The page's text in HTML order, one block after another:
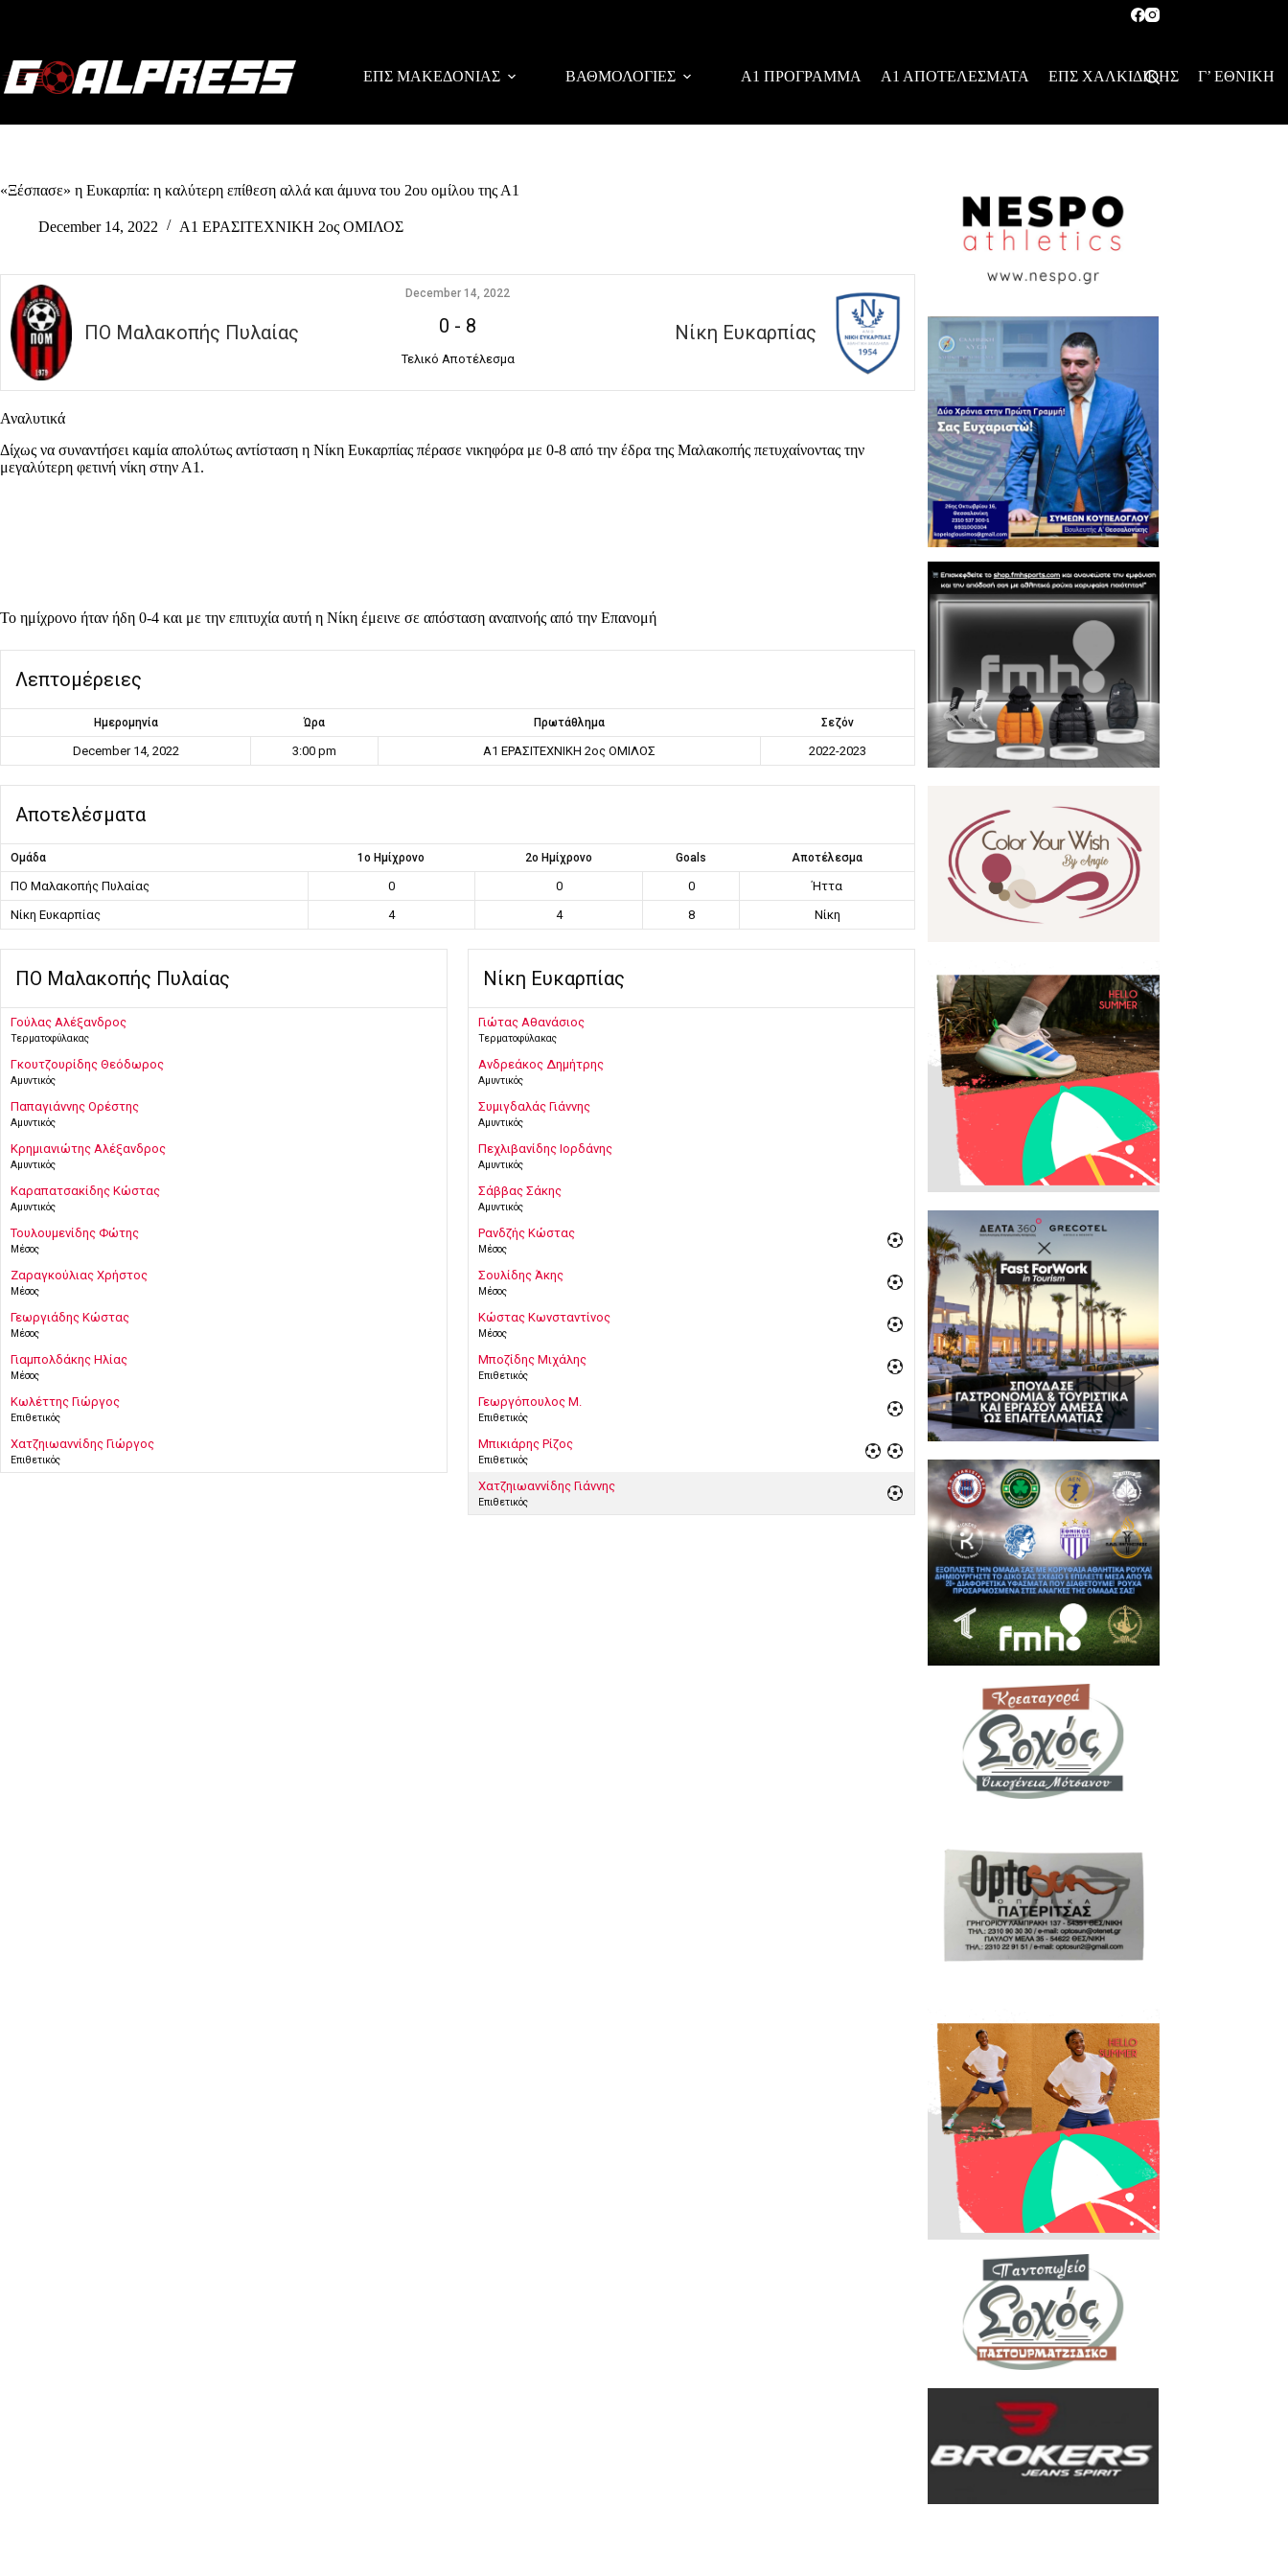
ΕΠΣ ΜΑΚΕΔΟΝΙΑΣ ΒΑΘΜΟΛΟΓΙΕΣ Α1 ΠΡΟΓΡΑΜΜΑ Α1 ΑΠΟΤΕΛΕΣΜΑΤΑ ΕΠΣ ΧΑΛΚΙΔΙΚΗΣ Γ’ ΕΘΝΙΚΗ
«Ξέσπασε» η Ευκαρπία: η καλύτερη επίθεση αλλά και άμυνα του 2ου ομίλου της Α1
December 14, 2022 Α1 ΕΡΑΣΙΤΕΧΝΙΚΗ 2ος ΟΜΙΛΟΣ
ΠΟ Μαλακοπής Πυλαίας Νίκη Ευκαρπίας
December 14, 2022
0 - 8
Τελικό Αποτέλεσμα
Αναλυτικά
Δίχως να συναντήσει καμία απολύτως αντίσταση η Νίκη Ευκαρπίας πέρασε νικηφόρα με 0-8 από την έδρα της Μαλακοπής πετυχαίνοντας την
μεγαλύτερη φετινή νίκη στην Α1.
Το ημίχρονο ήταν ήδη 0-4 και με την επιτυχία αυτή η Νίκη έμεινε σε απόσταση αναπνοής από την Επανομή
Λεπτομέρειες
Ημερομηνία Ώρα Πρωτάθλημα Σεζόν
December 14, 2022 3:00 pm Α1 ΕΡΑΣΙΤΕΧΝΙΚΗ 2ος ΟΜΙΛΟΣ 2022-2023
Αποτελέσματα
Ομάδα 1ο Ημίχρονο 2ο Ημίχρονο Goals Αποτέλεσμα
ΠΟ Μαλακοπής Πυλαίας 0 0 0
Ήττα
Νίκη Ευκαρπίας
4 4 8 Νίκη
ΠΟ Μαλακοπής Πυλαίας
Γούλας Αλέξανδρος
Τερματοφύλακας
Γκουτζουρίδης Θεόδωρος
Αμυντικός
Παπαγιάννης Ορέστης
Αμυντικός
Κρημιανιώτης Αλέξανδρος
Αμυντικός
Καραπατσακίδης Κώστας
Αμυντικός
Τουλουμενίδης Φώτης
Μέσος
Ζαραγκούλιας Χρήστος
Μέσος
Γεωργιάδης Κώστας
Μέσος
Γιαμπολδάκης Ηλίας
Μέσος
Κωλέττης Γιώργος
Επιθετικός
Χατζηιωαννίδης Γιώργος
Επιθετικός
Νίκη Ευκαρπίας
Γιώτας Αθανάσιος
Τερματοφύλακας
Ανδρεάκος Δημήτρης
Αμυντικός
Συμιγδαλάς Γιάννης
Αμυντικός
Πεχλιβανίδης Ιορδάνης
Αμυντικός
Σάββας Σάκης
Αμυντικός
Ρανδζής Κώστας
Μέσος
Σουλίδης Άκης
Μέσος
Κώστας Κωνσταντίνος
Μέσος
Μποζίδης Μιχάλης
Επιθετικός
Γεωργόπουλος Μ.
Επιθετικός
Μπικιάρης Ρίζος
Επιθετικός
Χατζηιωαννίδης Γιάννης
Επιθετικός